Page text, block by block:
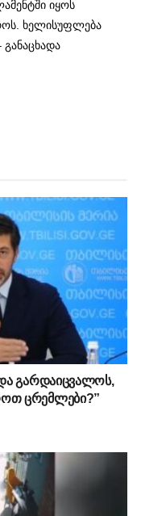
იყოს
ხელისუფლება
განაცხადა
გარდაიცვალოს,
ცრემლები?”